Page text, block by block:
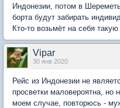
Индонезии, потом в
борта будут забирать
Кто-то возьмёт на себя такую
Vipar
30 янв 2020
Рейс из Индонезии не
просветки маловероятна,
моем случае, повторюсь -